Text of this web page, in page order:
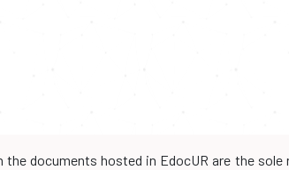
documents hosted in EdocUR are the